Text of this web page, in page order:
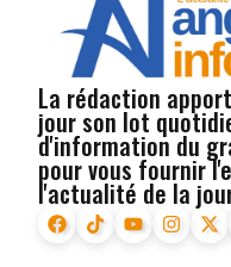
La rédaction
jour son lot
d'information du
pour vous fournir
l'actualité de la